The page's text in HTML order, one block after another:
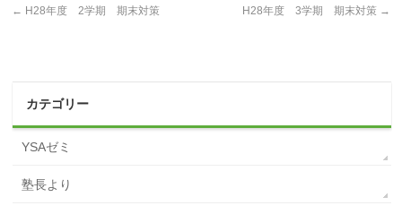
← H28年度 2学期 期末対策 H28年度 3学期 期末対策 →
カテゴリー
YSAゼミ
塾長より